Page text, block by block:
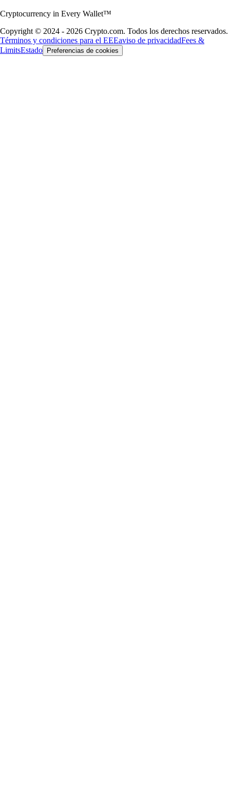
Cryptocurrency in Every Wallet™
Copyright © 2024 - 2026 Crypto.com. Todos los derechos reservados.
Términos y condiciones para el EEEaviso de privacidadFees &
LimitsEstado Preferencias de cookies